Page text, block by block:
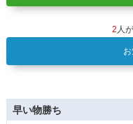
2 人
早い物勝ち